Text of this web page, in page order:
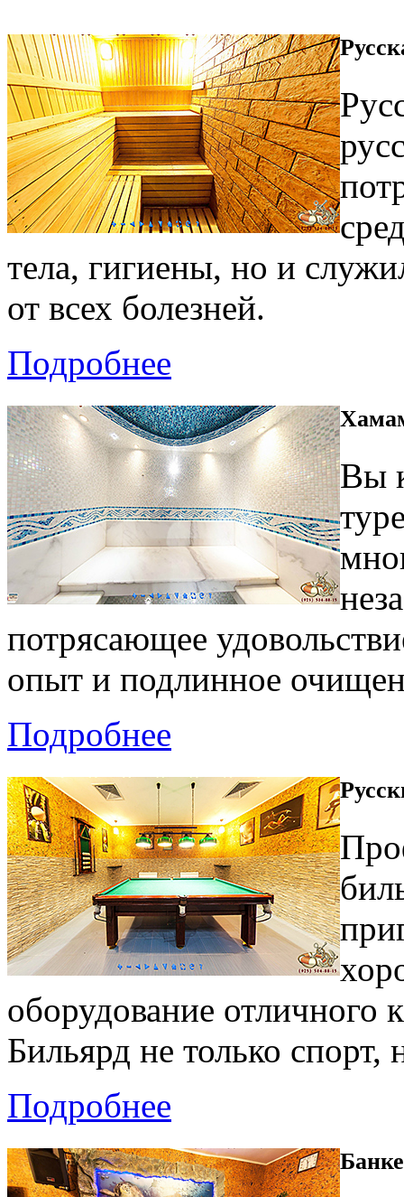
тела, гигиены, но и
от всех болезней.
Подробнее
Вы
потрясающее
опыт и подлинное
Подробнее
оборудование отличного
Бильярд не только
Подробнее